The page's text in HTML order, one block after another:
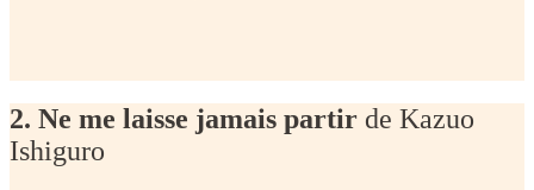
2. Ne me laisse jamais partir de Kazuo
Ishiguro